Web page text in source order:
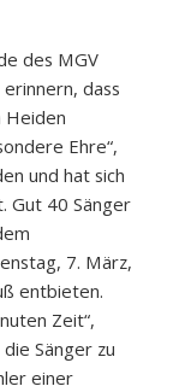
des MGV
dass
Heiden
Ehre“,
und hat sich
Gut 40 Sänger
7. März,
entbieten.
Zeit“,
Sänger zu
einer